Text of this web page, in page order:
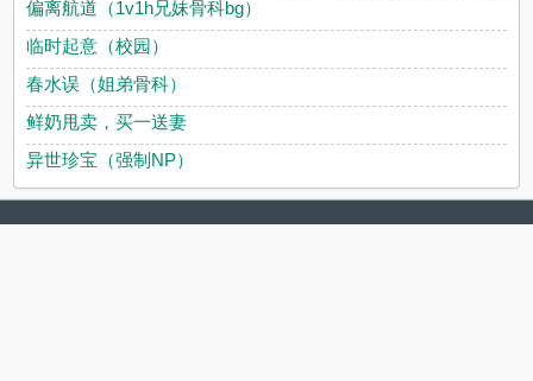
偏离航道（1v1h兄妹骨科bg）
临时起意（校园）
春水误（姐弟骨科）
鲜奶甩卖，买一送妻
异世珍宝（强制NP）